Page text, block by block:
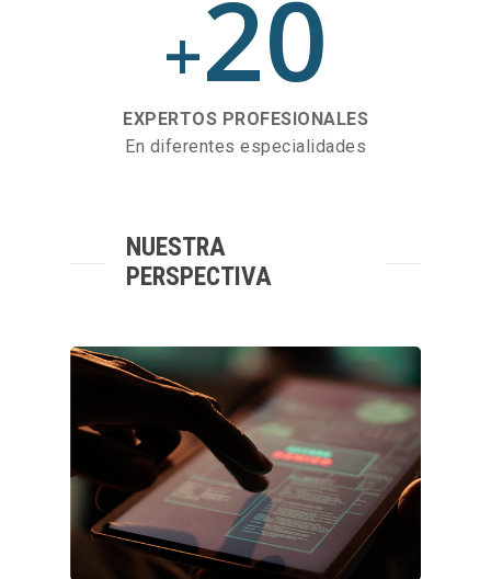
+20
EXPERTOS PROFESIONALES
En diferentes especialidades
NUESTRA
PERSPECTIVA